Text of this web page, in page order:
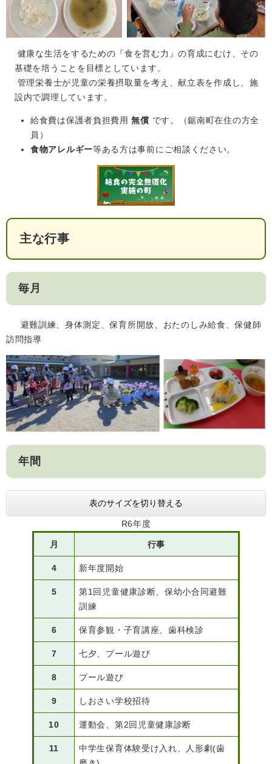
健康な生活をするための『食を営む力』の育成にむけ、その
基礎を培うことを目標としています。
管理栄養士が児童の栄養摂取量を考え、献立表を作成し、施
設内で調理しています。
給食費は保護者負担費用無償 です。（鋸南町在住の方全
員）
食物アレルギー等ある方は事前にご相談ください。
主な行事
毎月
避難訓練、身体測定、保育所開放、おたのしみ給食、保健師
訪問指導
年間
表のサイズを切り替える
R6年度
月 行事
4 新年度開始
5
第1回児童健康診断、保幼小合同避難
訓練
6 保育参観・子育講座、歯科検診
7 七夕、プール遊び
8 プール遊び
9 しおさい学校招待
10 運動会、第2回児童健康診断
11
中学生保育体験受け入れ、人形劇(歯